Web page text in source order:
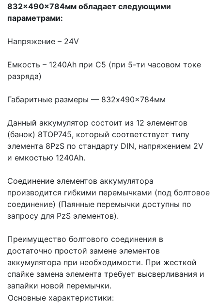
832x490x784мм обладает следующими
параметрами:
Напряжение – 24V
Емкость – 1240Ah при С5 (при 5-ти часовом токе
разряда)
Габаритные размеры — 832x490x784мм
Данный аккумулятор состоит из 12 элементов
(банок) 8TOP745, который соответствует типу
элемента 8PzS по стандарту DIN, напряжением 2V
и емкостью 1240Ah.
Соединение элементов аккумулятора
производится гибкими перемычками (под болтовое
соединение) (Паянные перемычки доступны по
запросу для PzS элементов).
Преимущество болтового соединения в
достаточно простой замене элементов
аккумулятора при необходимости. При жесткой
спайке замена элемента требует высверливания и
запайки новой перемычки.
Основные характеристики: